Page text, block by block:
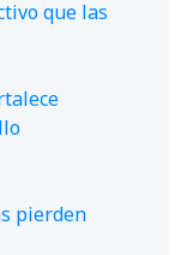
que las
pierden